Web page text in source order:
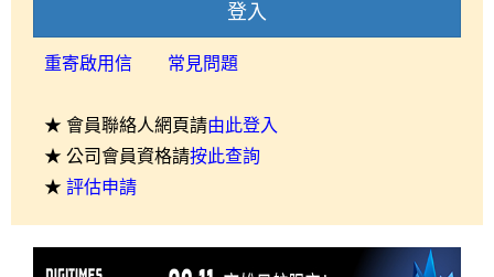
登入
重寄啟用信 常見問題
★ 會員聯絡人網頁請由此登入
★ 公司會員資格請按此查詢
★ 評估申請